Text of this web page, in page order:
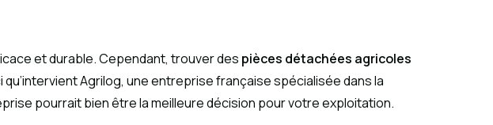
et durable. Cependant, trouver des pièces détachées agricoles
Agrilog, une entreprise française spécialisée dans la
pourrait bien être la meilleure décision pour votre exploitation.